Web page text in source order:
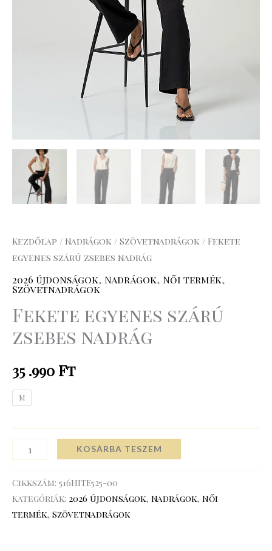
Kezdőlap / Nadrágok / Szövetnadrágok / Fekete
egyenes szárú zsebes nadrág
2026 újdonságok, Nadrágok, Női termék,
Szövetnadrágok
Fekete egyenes szárú
zsebes nadrág
35 .990 Ft
M
KOSÁRBA TESZEM
Cikkszám: 516HITE525-00
Kategóriák: 2026 újdonságok, Nadrágok, Női
termék, Szövetnadrágok